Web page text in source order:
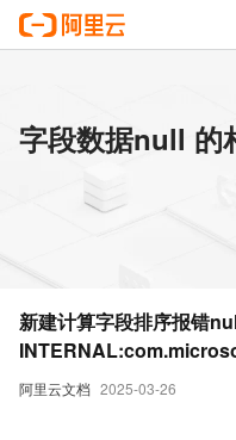
字段数据null 的
阿里云文档 2025-03-26
新建计算字段排序报错
ivide by zero error